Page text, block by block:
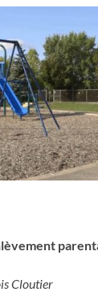
Cloutier